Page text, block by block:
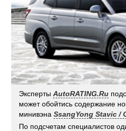
ЭкспертыAutoRATING.Ru
может обойтись содержание
минивэнаSsangYong Stavic /
По подсчетам специалистов